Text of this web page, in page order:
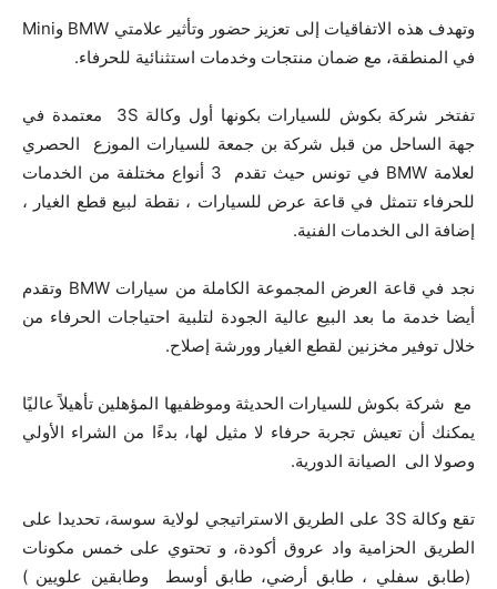
وتهدف هذه الاتفاقيات إلى تعزيز حضور وتأثير علامتي BMW وMini
في المنطقة، مع ضمان منتجات وخدمات استثنائية للحرفاء.
تفتخر شركة بكوش للسيارات بكونها أول وكالة 3S معتمدة في
جهة الساحل من قبل شركة بن جمعة للسيارات الموزع الحصري
لعلامة BMW في تونس حيث تقدم 3 أنواع مختلفة من الخدمات
للحرفاء تتمثل في قاعة عرض للسيارات ، نقطة لبيع قطع الغيار ،
إضافة الى الخدمات الفنية.
نجد في قاعة العرض المجموعة الكاملة من سيارات BMW وتقدم
أيضا خدمة ما بعد البيع عالية الجودة لتلبية احتياجات الحرفاء من
خلال توفير مخزنين لقطع الغيار وورشة إصلاح.
مع شركة بكوش للسيارات الحديثة وموظفيها المؤهلين تأهيلاً عاليًا
يمكنك أن تعيش تجربة حرفاء لا مثيل لها، بدءًا من الشراء الأولي
وصولا الى الصيانة الدورية.
تقع وكالة 3S على الطريق الاستراتيجي لولاية سوسة، تحديدا على
الطريق الحزامية واد عروق أكودة، و تحتوي على خمس مكونات
(طابق سفلي ، طابق أرضي، طابق أوسط وطابقين علويين )